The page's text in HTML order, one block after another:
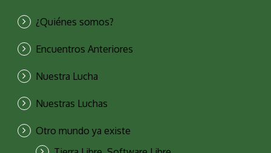
¿Quiénes somos?
Encuentros Anteriores
Nuestra Lucha
Nuestras Luchas
Otro mundo ya existe